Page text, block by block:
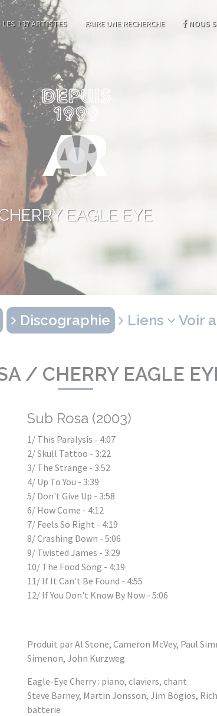
LES 137 ARTISTES FAIRE UNE RECHERCHE NOUS
EAGLE EYE
Discographie Liens Voir
/ CHERRY EAGLE
Sub Rosa (2003)
1/ This Paralysis - 4:07
2/ Skull Tattoo - 3:22
3/ The Strange - 3:52
4/ Up To You - 3:39
5/ Don't Give Up - 3:58
6/ How Come - 4:12
7/ Feels So Right - 4:19
8/ Crashing Down - 5:06
9/ Twisted James - 3:29
10/ The Food Song - 4:19
11/ If It Can't Be Found - 4:55
12/ If You Don't Know By Now - 5:06
Produit par Al Stone, Cameron McVey, Paul
Simenon, John Kurzweg
Eagle-Eye Cherry : piano, claviers, chant
Steve Barney, Martin Jonsson, Jim Bogios,
batterie